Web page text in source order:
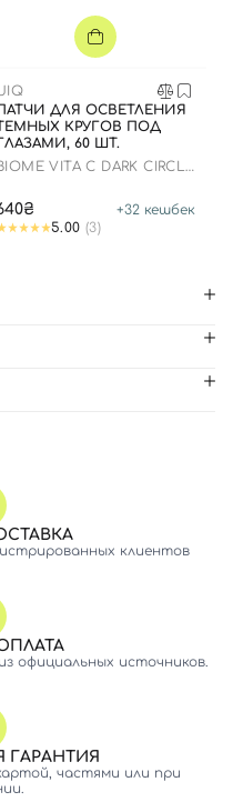
ДЛЯ ОСВЕТЛЕНИЯ
КРУГОВ ПОД
60 ШТ.
VITA C DARK CIRCLE
+32 кешбек
5.00 (3)
клиентов
официальных источников.
ГАРАНТИЯ
частями или при